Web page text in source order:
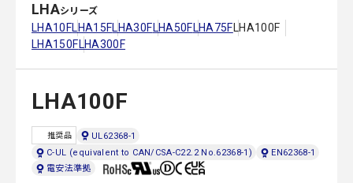
LHAシリーズ
LHA10FLHA15FLHA30FLHA50FLHA75F LHA100F
LHA150FLHA300F
LHA100F
推奨品
UL62368-1
C-UL (equivalent to CAN/CSA-C22.2 No.62368-1)
EN62368-1
電安法準拠